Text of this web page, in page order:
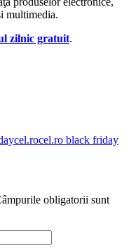
multimedia.
zilnic gratuit.
cel.rocel.ro black friday
obligatorii sunt